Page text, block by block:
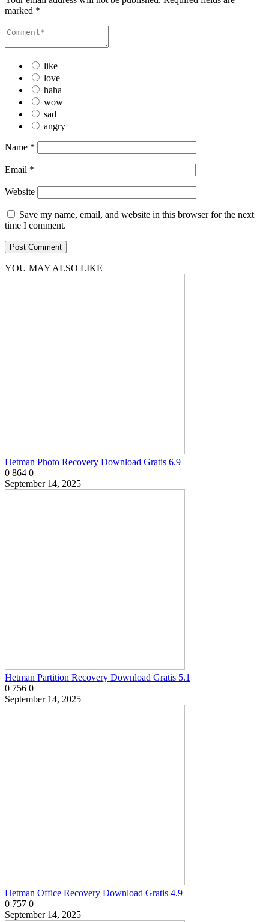
marked *
like
love
haha
wow
sad
angry
Name *
Email *
Website
Save my name, email, and website in this browser for the next
time I comment.
YOU MAY ALSO LIKE
Hetman Photo Recovery Download Gratis 6.9
0 864 0
September 14, 2025
Hetman Partition Recovery Download Gratis 5.1
0 756 0
September 14, 2025
Hetman Office Recovery Download Gratis 4.9
0 757 0
September 14, 2025